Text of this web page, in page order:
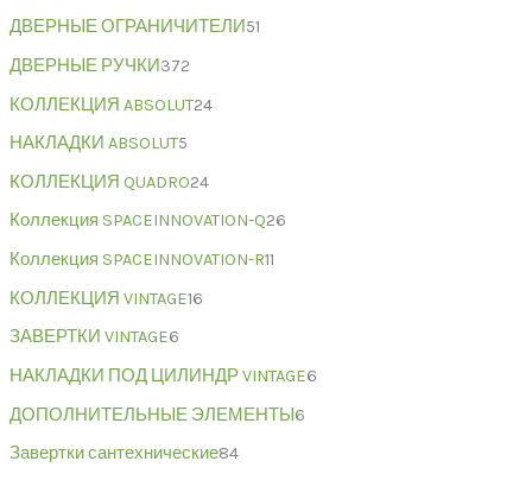
ДВЕРНЫЕ ОГРАНИЧИТЕЛИ51
ДВЕРНЫЕ РУЧКИ372
КОЛЛЕКЦИЯ ABSOLUT24
НАКЛАДКИ ABSOLUT5
КОЛЛЕКЦИЯ QUADRO24
Коллекция SPACEINNOVATION-Q26
Коллекция SPACEINNOVATION-R11
КОЛЛЕКЦИЯ VINTAGE16
ЗАВЕРТКИ VINTAGE6
НАКЛАДКИ ПОД ЦИЛИНДР VINTAGE6
ДОПОЛНИТЕЛЬНЫЕ ЭЛЕМЕНТЫ 6
Завертки сантехнические84